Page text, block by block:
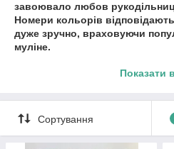
завоювало любов
Номери кольорів
дуже зручно, враховуючи
муліне.
Показати
Сортування